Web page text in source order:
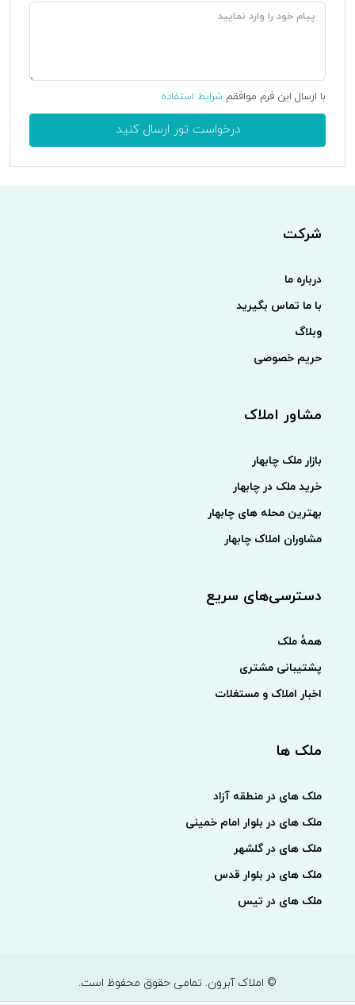
با ارسال این فرم موافقم شرایط استفاده
درخواست تور ارسال کنید
شرکت
درباره ما
با ما تماس بگیرید
وبلاگ
حریم خصوصی
مشاور املاک
بازار ملک چابهار
خرید ملک در چابهار
بهترین محله های چابهار
مشاوران املاک چابهار
دسترسی‌های سریع
همهٔ ملک
پشتیبانی مشتری
اخبار املاک و مستغلات
ملک ها
ملک های در منطقه آزاد
ملک های در بلوار امام خمینی
ملک های در گلشهر
ملک های در بلوار قدس
ملک های در تیس
© املاک آبرون. تمامی حقوق محفوظ است.